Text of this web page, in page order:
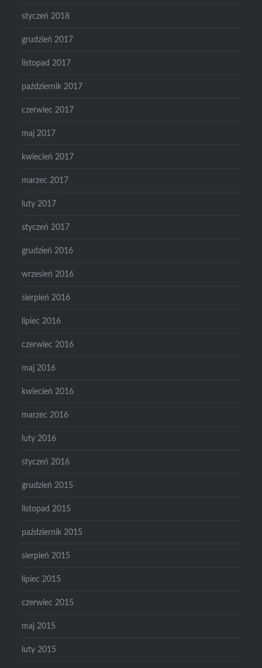
styczeń 2018
grudzień 2017
listopad 2017
październik 2017
czerwiec 2017
maj 2017
kwiecień 2017
marzec 2017
luty 2017
styczeń 2017
grudzień 2016
wrzesień 2016
sierpień 2016
lipiec 2016
czerwiec 2016
maj 2016
kwiecień 2016
marzec 2016
luty 2016
styczeń 2016
grudzień 2015
listopad 2015
październik 2015
sierpień 2015
lipiec 2015
czerwiec 2015
maj 2015
luty 2015